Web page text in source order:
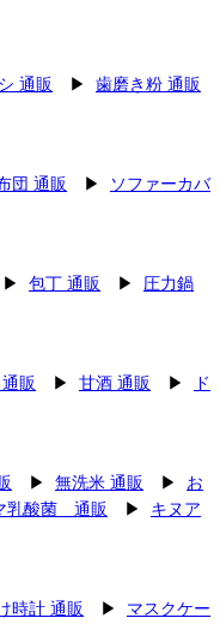
通販 ▶ 歯磨き粉 通販
団 通販 ▶
ソファーカバ
▶ 包丁 通販 ▶ 圧力鍋
販 ▶ 甘酒 通販 ▶
ド
▶ 無洗米 通販 ▶ お
乳酸菌 通販 ▶ キヌア
時計 通販 ▶ マスクケー